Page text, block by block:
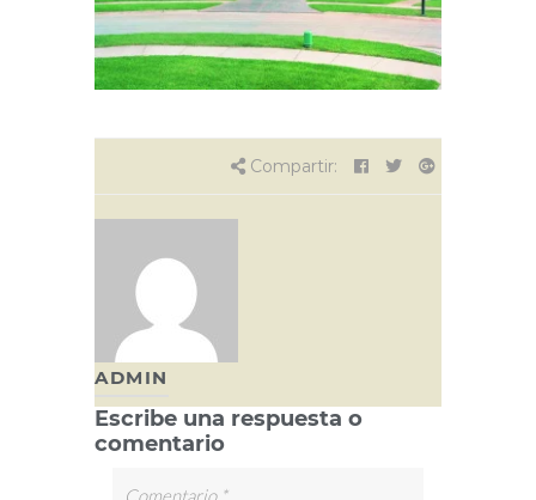
Compartir:
ADMIN
Escribe una respuesta o
comentario